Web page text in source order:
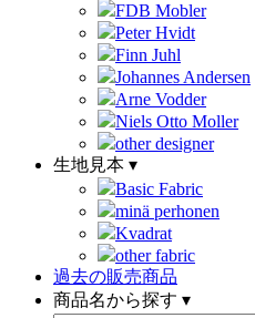
FDB Mobler
Peter Hvidt
Finn Juhl
Johannes Andersen
Arne Vodder
Niels Otto Moller
other designer
生地見本 ▾
Basic Fabric
minä perhonen
Kvadrat
other fabric
過去の販売商品
商品名から探す ▾